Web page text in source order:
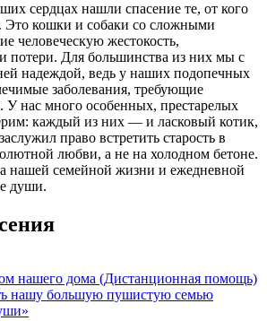
сердцах нашли спасение те, от кого
Это кошки и собаки со сложными
человеческую жестокость,
и потери. Для большинства из них мы с
надеждой, ведь у наших подопечных
заболевания, требующие
У нас много особенных, престарелых
каждый из них — и ласковый котик,
право встретить старость в
любви, а не на холодном бетоне.
нашей семейной жизни и ежедневной
души.
нашего дома (Дистанционная помощь)
нашу большую пушистую семью